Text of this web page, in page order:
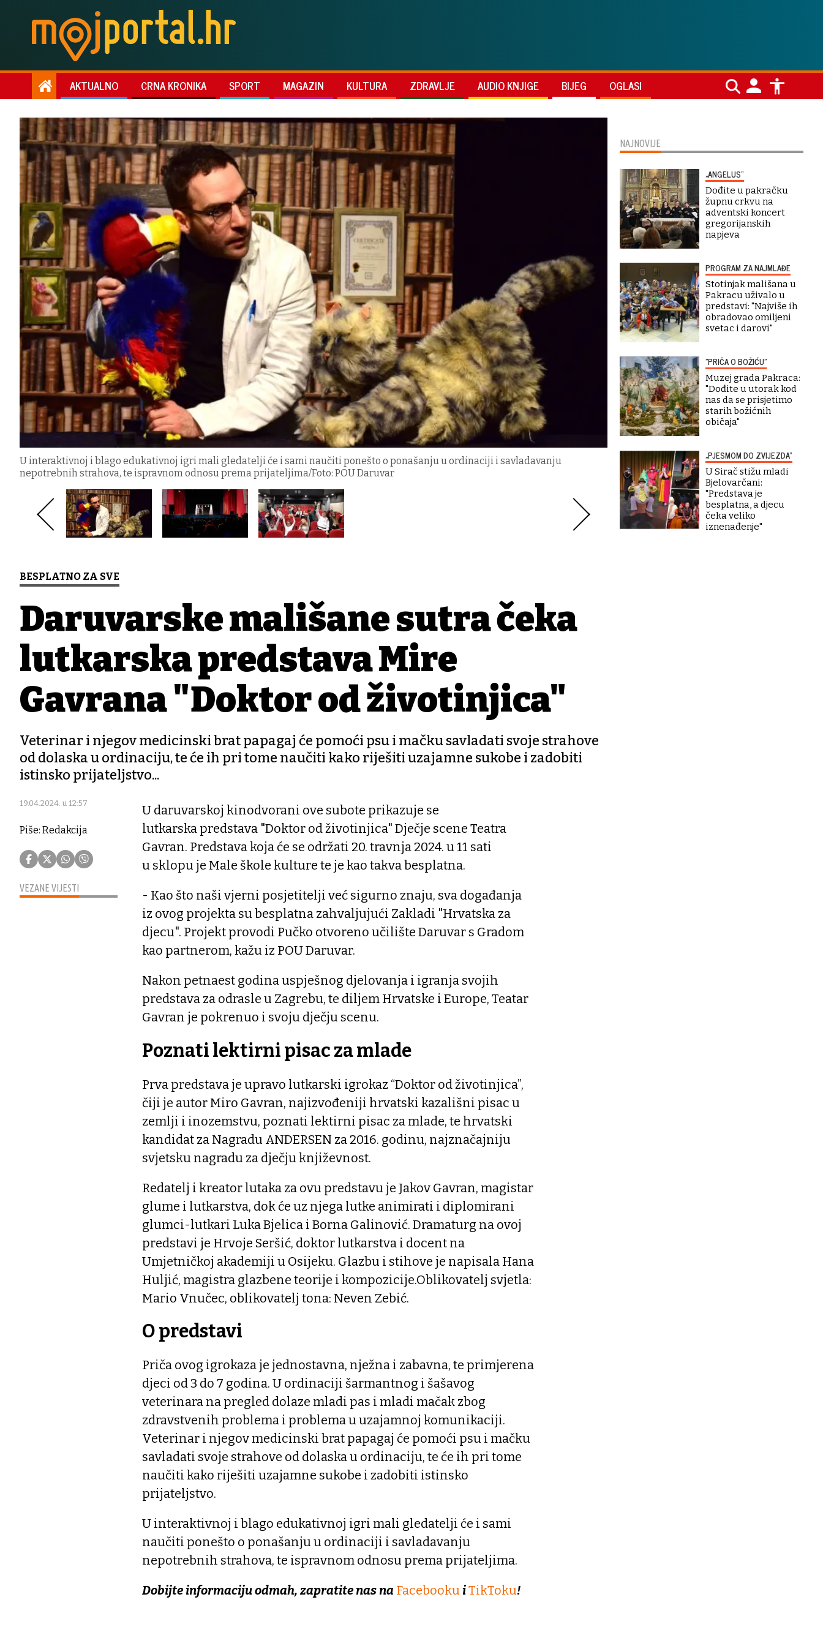
AKTUALNO CRNA KRONIKA SPORT MAGAZIN KULTURA ZDRAVLJE AUDIO KNJIGE BIJEG OGLASI
U interaktivnoj i blago edukativnoj igri mali gledatelji će i sami naučiti ponešto o ponašanju u ordinaciji i savladavanju
nepotrebnih strahova, te ispravnom odnosu prema prijateljima/Foto: POU Daruvar
BESPLATNO ZA SVE
Daruvarske mališane sutra čeka
lutkarska predstava Mire
Gavrana "Doktor od životinjica"
Veterinar i njegov medicinski brat papagaj će pomoći psu i mačku savladati svoje strahove
od dolaska u ordinaciju, te će ih pri tome naučiti kako riješiti uzajamne sukobe i zadobiti
istinsko prijateljstvo...
19.04.2024. u 12:57
Piše: Redakcija
VEZANE VIJESTI
U daruvarskoj kinodvorani ove subote prikazuje se
lutkarska predstava "Doktor od životinjica" Dječje scene Teatra
Gavran. Predstava koja će se održati 20. travnja 2024. u 11 sati
u sklopu je Male škole kulture te je kao takva besplatna.
- Kao što naši vjerni posjetitelji već sigurno znaju, sva događanja
iz ovog projekta su besplatna zahvaljujući Zakladi "Hrvatska za
djecu". Projekt provodi Pučko otvoreno učilište Daruvar s Gradom
kao partnerom, kažu iz POU Daruvar.
Nakon petnaest godina uspješnog djelovanja i igranja svojih
predstava za odrasle u Zagrebu, te diljem Hrvatske i Europe, Teatar
Gavran je pokrenuo i svoju dječju scenu.
Poznati lektirni pisac za mlade
Prva predstava je upravo lutkarski igrokaz “Doktor od životinjica”,
čiji je autor Miro Gavran, najizvođeniji hrvatski kazališni pisac u
zemlji i inozemstvu, poznati lektirni pisac za mlade, te hrvatski
kandidat za Nagradu ANDERSEN za 2016. godinu, najznačajniju
svjetsku nagradu za dječju književnost.
Redatelj i kreator lutaka za ovu predstavu je Jakov Gavran, magistar
glume i lutkarstva, dok će uz njega lutke animirati i diplomirani
glumci-lutkari Luka Bjelica i Borna Galinović. Dramaturg na ovoj
predstavi je Hrvoje Seršić, doktor lutkarstva i docent na
Umjetničkoj akademiji u Osijeku. Glazbu i stihove je napisala Hana
Huljić, magistra glazbene teorije i kompozicije.Oblikovatelj svjetla:
Mario Vnučec, oblikovatelj tona: Neven Zebić.
O predstavi
Priča ovog igrokaza je jednostavna, nježna i zabavna, te primjerena
djeci od 3 do 7 godina. U ordinaciji šarmantnog i šašavog
veterinara na pregled dolaze mladi pas i mladi mačak zbog
zdravstvenih problema i problema u uzajamnoj komunikaciji.
Veterinar i njegov medicinski brat papagaj će pomoći psu i mačku
savladati svoje strahove od dolaska u ordinaciju, te će ih pri tome
naučiti kako riješiti uzajamne sukobe i zadobiti istinsko
prijateljstvo.
U interaktivnoj i blago edukativnoj igri mali gledatelji će i sami
naučiti ponešto o ponašanju u ordinaciji i savladavanju
nepotrebnih strahova, te ispravnom odnosu prema prijateljima.
Dobijte informaciju odmah, zapratite nas na Facebooku iTikToku!
NAJNOVIJE
„ANGELUS“
Dođite u pakračku
župnu crkvu na
adventski koncert
gregorijanskih
napjeva
PROGRAM ZA NAJMLAĐE
Stotinjak mališana u
Pakracu uživalo u
predstavi: "Najviše ih
obradovao omiljeni
svetac i darovi"
"PRIČA O BOŽIĆU"
Muzej grada Pakraca:
"Dođite u utorak kod
nas da se prisjetimo
starih božićnih
običaja"
„PJESMOM DO ZVIJEZDA“
U Sirač stižu mladi
Bjelovarčani:
"Predstava je
besplatna, a djecu
čeka veliko
iznenađenje"